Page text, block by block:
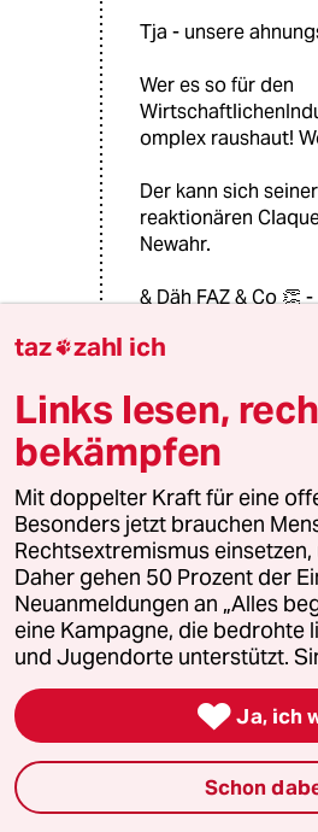
Tja - unsere
Wer es so für den
omplex raushaut!
Der kann sich
reaktionären
Newahr.
& Däh FAZ & Co 👏 -
“Arbeitsministerin
einschränken. Die
begrüßen den
glaubt, dass das
Verfassungsgericht
Die deutschen
den Gesetz-
Arbeitsministerin
Tarifeinheit. „Das
einem
Gewerkschaften
würde
langfristig die
gefährden“, sagte
taz zahl ich
Links lesen,
bekämpfen
Mit doppelter Kraft für eine
Besonders jetzt brauchen
Rechtsextremismus
Daher gehen 50 Prozent der
Neuanmeldungen an „Alles
eine Kampagne, die bedrohte
und Jugendorte unterstützt.
 Ja, ich
Schon